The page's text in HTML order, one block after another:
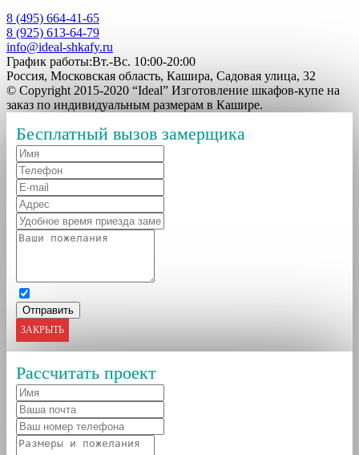
8 (495) 664-41-65
8 (925) 613-64-79
info@ideal-shkafy.ru
График работы:Вт.-Вс. 10:00-20:00
Россия, Московская область, Кашира, Садовая улица, 32
© Copyright 2015-2020 “Ideal” Изготовление шкафов-купе на
заказ по индивидуальным размерам в Кашире.
Бесплатный вызов замерщика
ЗАКРЫТЬ
Рассчитать проект